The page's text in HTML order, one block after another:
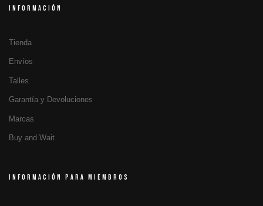
INFORMACIÓN
Tienda
Envíos
Talles
Garantía y Devoluciones
Marcas
Buy and Wait
INFORMACIÓN PARA MIEMBROS